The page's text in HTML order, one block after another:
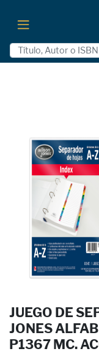
JUEGO DE
JONES
P1367 MC.